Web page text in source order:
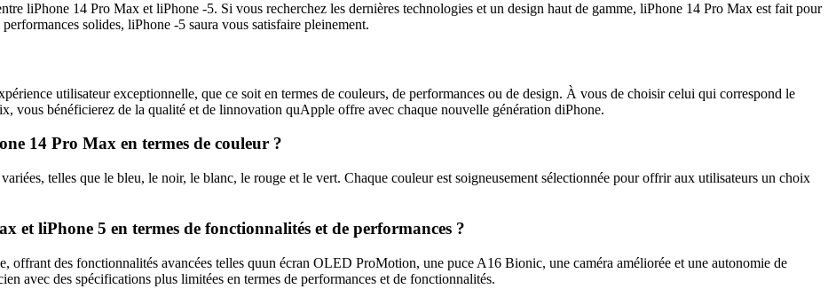
liPhone 14 Pro Max et liPhone -5. Si vous recherchez les dernières technologies et un design haut de gamme, liPhone 14 Pro Max est fait pour
solides, liPhone -5 saura vous satisfaire pleinement.
utilisateur exceptionnelle, que ce soit en termes de couleurs, de performances ou de design. À vous de choisir celui qui correspond le
vous bénéficierez de la qualité et de linnovation quApple offre avec chaque nouvelle génération diPhone.
14 Pro Max en termes de couleur ?
telles que le bleu, le noir, le blanc, le rouge et le vert. Chaque couleur est soigneusement sélectionnée pour offrir aux utilisateurs un choix
et liPhone 5 en termes de fonctionnalités et de performances ?
offrant des fonctionnalités avancées telles quun écran OLED ProMotion, une puce A16 Bionic, une caméra améliorée et une autonomie de
avec des spécifications plus limitées en termes de performances et de fonctionnalités.